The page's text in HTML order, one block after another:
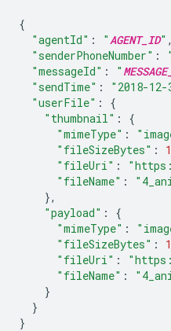
{
"agentId" : " AGENT_ID" ,
"senderPhoneNumber" : "
"messageId" : "
"sendTime" : "2018-12-
"userFile" :
{
"thumbnail" :
{
"mimeType" :
"fileSizeBytes" :
"fileUri" :
"fileName" :
},
"payload" :
{
"mimeType" :
"fileSizeBytes" :
"fileUri" :
"fileName" :
}
}
}